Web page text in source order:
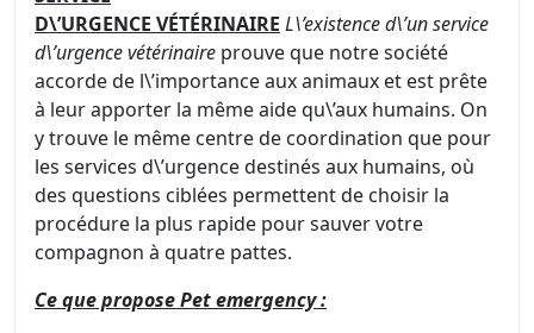
D\’URGENCE VÉTÉRINAIRE L\’existence d\’un service
d\’urgence vétérinaire prouve que notre société
accorde de l\’importance auxanimaux et est prête
à leur apporter la même aide qu\’aux humains. On
y trouve le même centre de coordination que pour
les services d\’urgence destinés aux humains, où
des questions ciblées permettent de choisir la
procédure la plus rapide pour sauver votre
compagnon à quatre pattes.
Ce que propose Pet emergency :